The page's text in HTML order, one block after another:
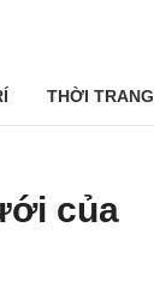
THỜI TRANG
của